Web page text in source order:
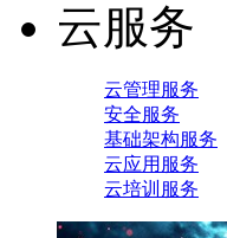
云服务
云管理服务
安全服务
基础架构服务
云应用服务
云培训服务